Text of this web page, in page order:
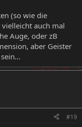
(so wie die
auch mal
Auge, oder zB
aber Geister
#19